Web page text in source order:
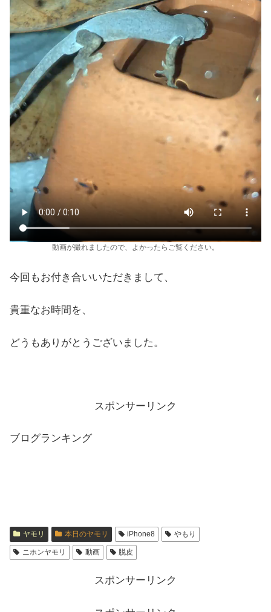
動画が撮れましたので、よかったらご覧ください。
今回もお付き合いいただきまして、
貴重なお時間を、
どうもありがとうございました。
スポンサーリンク
ブログランキング
ヤモリ 本日のヤモリ iPhone8 やもり
ニホンヤモリ 動画 脱皮
スポンサーリンク